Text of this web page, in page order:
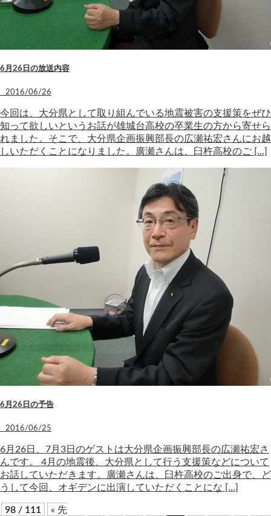
6月26日の放送内容
2016/06/26
今回は、大分県として取り組んでいる地震被害の支援策をぜひ
知って欲しいというお話が雄城台高校の卒業生の方から寄せら
れました。そこで、大分県企画振興部長の広瀬祐宏さんにお越
しいただくことになりました。廣瀬さんは、臼杵高校のご […]
6月26日の予告
2016/06/25
6月26日、7月3日のゲストは大分県企画振興部長の広瀬祐宏さ
んです。 4月の地震後、大分県として行う支援策などについて
お話していただきます。廣瀬さんは、臼杵高校のご出身で、ど
うして今回、オギデンに出演していただくことにな […]
98 / 111
« 先